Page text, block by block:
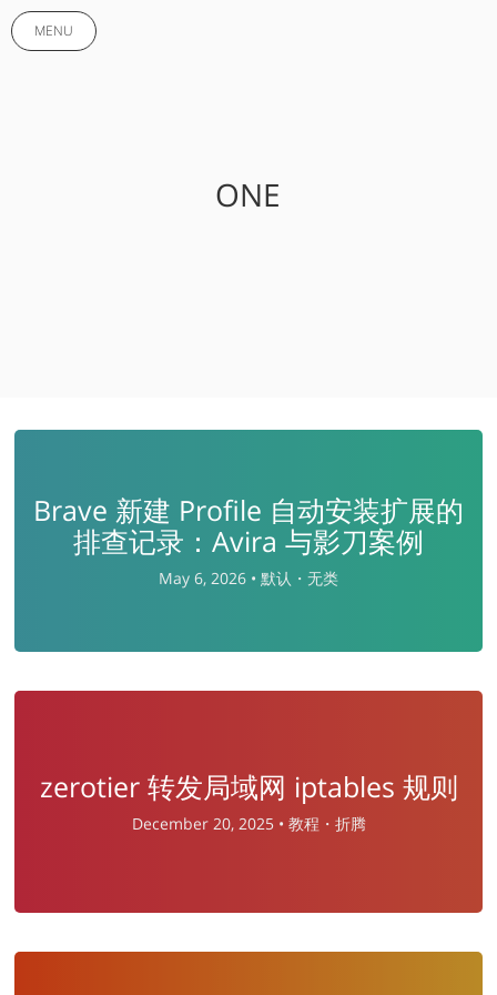
MENU
ONE
Brave 新建 Profile 自动安装扩展的
排查记录：Avira 与影刀案例
May 6, 2026 • 默认・无类
zerotier 转发局域网 iptables 规则
December 20, 2025 • 教程・折腾